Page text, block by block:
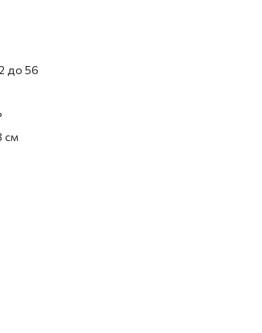
до 56
см